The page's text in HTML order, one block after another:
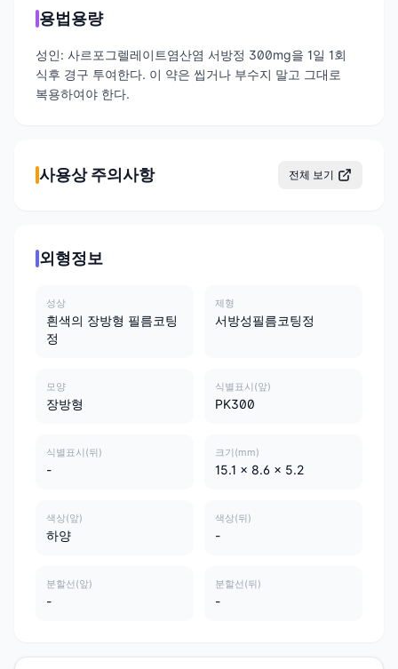
용법용량
성인: 사르포그렐레이트염산염 서방정 300mg을 1일 1회
식후 경구 투여한다. 이 약은 씹거나 부수지 말고 그대로
복용하여야 한다.
사용상 주의사항 전체 보기
외형정보
성상
흰색의 장방형 필름코팅
정
제형
서방성필름코팅정
모양
장방형
식별표시(앞)
PK300
식별표시(뒤)
-
크기(mm)
15.1 x 8.6 x 5.2
색상(앞)
하양
색상(뒤)
-
분할선(앞)
-
분할선(뒤)
-